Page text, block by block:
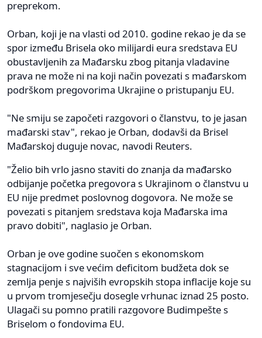
preprekom.
Orban, koji je na vlasti od 2010. godine rekao je da se
spor između Brisela oko milijardi eura sredstava EU
obustavljenih za Mađarsku zbog pitanja vladavine
prava ne može ni na koji način povezati s mađarskom
podrškom pregovorima Ukrajine o pristupanju EU.
"Ne smiju se započeti razgovori o članstvu, to je jasan
mađarski stav", rekao je Orban, dodavši da Brisel
Mađarskoj duguje novac, navodi Reuters.
"Želio bih vrlo jasno staviti do znanja da mađarsko
odbijanje početka pregovora s Ukrajinom o članstvu u
EU nije predmet poslovnog dogovora. Ne može se
povezati s pitanjem sredstava koja Mađarska ima
pravo dobiti", naglasio je Orban.
Orban je ove godine suočen s ekonomskom
stagnacijom i sve većim deficitom budžeta dok se
zemlja penje s najviših evropskih stopa inflacije koje su
u prvom tromjesečju dosegle vrhunac iznad 25 posto.
Ulagači su pomno pratili razgovore Budimpešte s
Briselom o fondovima EU.